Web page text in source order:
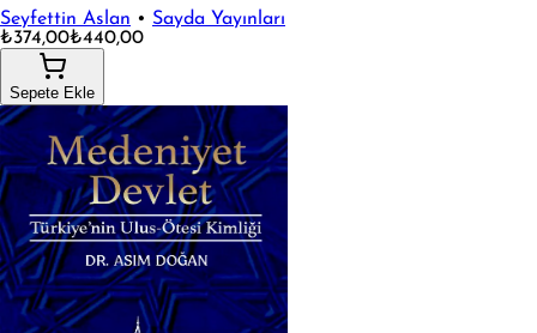
Seyfettin Aslan • Sayda Yayınları
₺374,00₺440,00
Sepete Ekle